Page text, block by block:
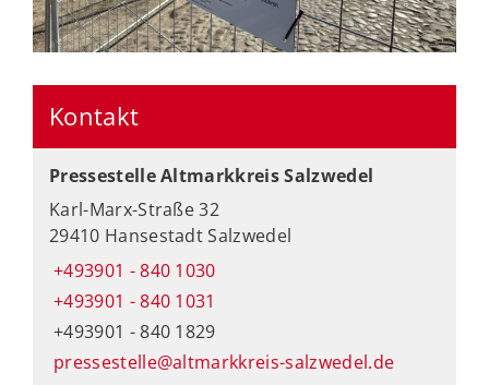
Kontakt
Pressestelle Altmarkkreis Salzwedel
Karl-Marx-Straße 32
29410 Hansestadt Salzwedel
+493901 - 840 1030
+493901 - 840 1031
+493901 - 840 1829
pressestelle@altmarkkreis-salzwedel.de